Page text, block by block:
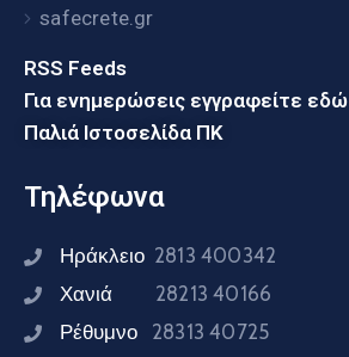
safecrete.gr
RSS Feeds
Για ενημερώσεις εγγραφείτε εδώ
Παλιά Ιστοσελίδα ΠΚ
Τηλέφωνα
Ηράκλειο 2813 400342
Χανιά 28213 40166
Ρέθυμνο 28313 40725